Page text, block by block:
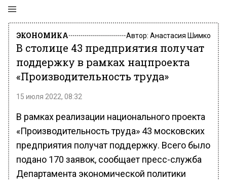
ЭКОНОМИКА Автор: Анастасия Шимко
В столице 43 предприятия получат
поддержку в рамках нацпроекта
«Производительность труда»
15 июля 2022, 08:32
В рамках реализации национального проекта
«Производительность труда» 43 московских
предприятия получат поддержку. Всего было
подано 170 заявок, сообщает пресс-служба
Департамента экономической политики